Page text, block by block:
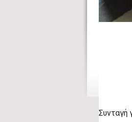
Συνταγή